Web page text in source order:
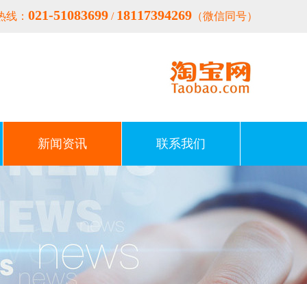
线： 021-51083699 / 18117394269 （微信同号）
新闻资讯 联系我们